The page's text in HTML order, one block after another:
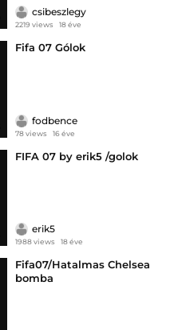
csibeszlegy
2219 views 18 éve
Fifa 07 Gólok
fodbence
78 views 16 éve
FIFA 07 by erik5 /golok
erik5
1988 views 18 éve
Fifa07/Hatalmas Chelsea
bomba